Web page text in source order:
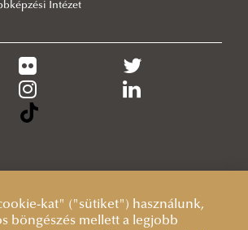
Intézet
kat" ("sütiket") használunk,
böngészés mellett a legjobb